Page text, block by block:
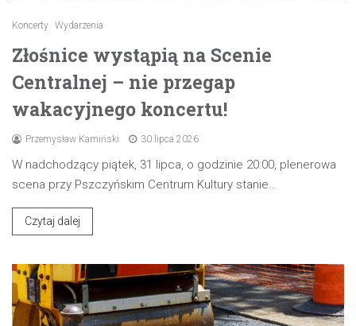
Koncerty Wydarzenia
Złośnice wystąpią na Scenie
Centralnej – nie przegap
wakacyjnego koncertu!
Przemysław Kamiński 30 lipca 2026
W nadchodzący piątek, 31 lipca, o godzinie 20:00, plenerowa
scena przy Pszczyńskim Centrum Kultury stanie…
Czytaj dalej